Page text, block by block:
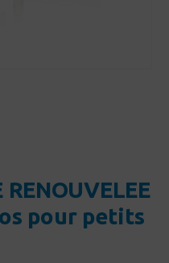
RENOUVELEE
pour petits